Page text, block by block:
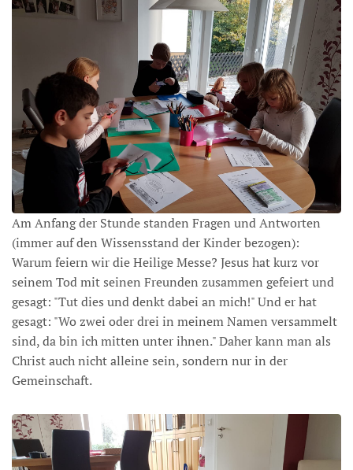
Am Anfang der Stunde standen Fragen und Antworten
(immer auf den Wissensstand der Kinder bezogen):
Warum feiern wir die Heilige Messe? Jesus hat kurz vor
seinem Tod mit seinen Freunden zusammen gefeiert und
gesagt: "Tut dies und denkt dabei an mich!" Und er hat
gesagt: "Wo zwei oder drei in meinem Namen versammelt
sind, da bin ich mitten unter ihnen." Daher kann man als
Christ auch nicht alleine sein, sondern nur in der
Gemeinschaft.